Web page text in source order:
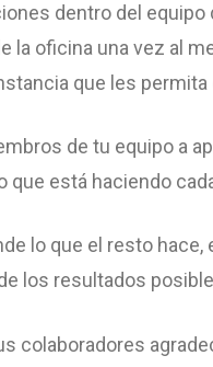
dentro del
la oficina una vez al
que les
de tu equipo a
que está haciendo
lo que el resto
los resultados
colaboradores